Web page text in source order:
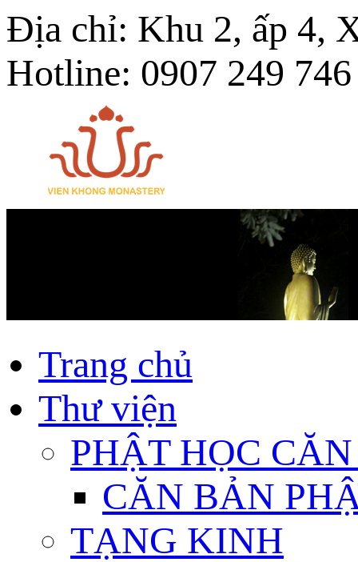
Địa chỉ: Khu 2, ấp 4,
Hotline: 0907 249 746
Trang chủ
Thư viện
PHẬT HỌC
CĂN BẢN
TẠNG KINH